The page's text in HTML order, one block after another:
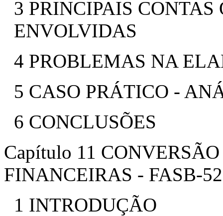
3 PRINCIPAIS
ENVOLVIDAS
4 PROBLEMAS NA
5 CASO PRÁTICO -
6 CONCLUSÕES
Capítulo 11
FINANCEIRAS - FASB-52
1 INTRODUÇÃO